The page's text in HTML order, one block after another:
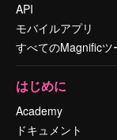
API
モバイルアプリ
すべてのMagnificツ
はじめに
Academy
ドキュメント